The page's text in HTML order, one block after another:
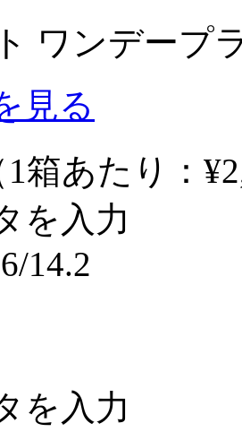
ワンデー
見る
1箱あたり：
を入力
14.2
を入力